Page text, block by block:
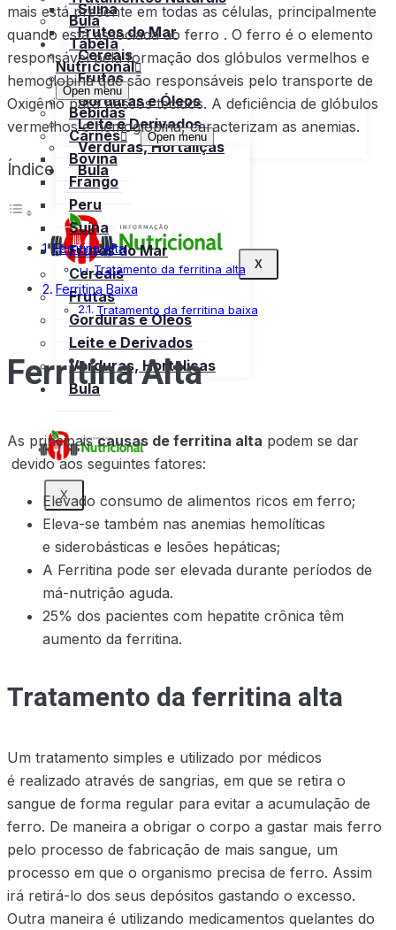
Suína
Frutos do Mar
Cereais
Frutas
Gorduras e Óleos
Leite e Derivados
Verduras, Hortaliças
Bula
X
Bula
Tabela
Nutricional
Open menu
Bebidas
Carnes
Open menu
Bovina
Frango
Peru
Suína
Frutos do Mar
Cereais
Frutas
Gorduras e Óleos
Leite e Derivados
Verduras, Hortaliças
Bula
X
mais está presente em todas as células, principalmente
quando está associada ao ferro . O ferro é o elemento
responsável pela formação dos glóbulos vermelhos e
hemoglobina que são responsáveis pelo transporte de
Oxigênio para nossos tecidos. A deficiência de glóbulos
vermelhos e hemoglobina, caracterizam as anemias.
Índice
Ferritina Alta
Tratamento da ferritina alta
Ferritina Baixa
Tratamento da ferritina baixa
Ferritina Alta
As principaiscausas de ferritina alta podem se dar
devido aos seguintes fatores:
Elevado consumo de alimentos ricos em ferro;
Eleva-se também nas anemias hemolíticas
e siderobásticas e lesões hepáticas;
A Ferritina pode ser elevada durante períodos de
má-nutrição aguda.
25% dos pacientes com hepatite crônica têm
aumento da ferritina.
Tratamento da ferritina alta
Um tratamento simples e utilizado por médicos
é realizado através de sangrias, em que se retira o
sangue de forma regular para evitar a acumulação de
ferro. De maneira a obrigar o corpo a gastar mais ferro
pelo processo de fabricação de mais sangue, um
processo em que o organismo precisa de ferro. Assim
irá retirá-lo dos seus depósitos gastando o excesso.
Outra maneira é utilizando medicamentos quelantes do